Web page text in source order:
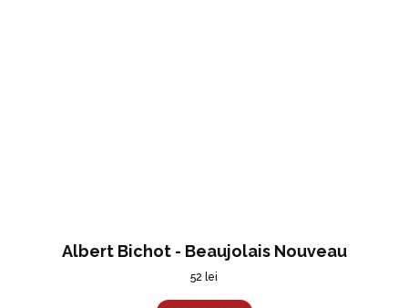
Albert Bichot - Beaujolais Nouveau
52 lei